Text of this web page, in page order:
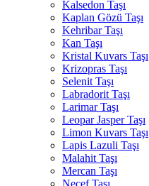
Kalsedon Taşı
Kaplan Gözü Taşı
Kehribar Taşı
Kan Taşı
Kristal Kuvars Taşı
Krizopras Taşı
Selenit Taşı
Labradorit Taşı
Larimar Taşı
Leopar Jasper Taşı
Limon Kuvars Taşı
Lapis Lazuli Taşı
Malahit Taşı
Mercan Taşı
Necef Taşı